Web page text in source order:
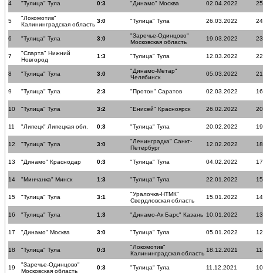
4 "Тулица" Тула 0:3 "Динамо" Москва 02.04.2022
5
"Локомотив"
Калининградская область
3:0 "Тулица" Тула 26.03.2022
6 "Тулица" Тула 3:0
"Заречье-Одинцово"
Московская область
19.03.2022
7
"Спарта" Нижний
Новгород
1:3 "Тулица" Тула 12.03.2022
8 "Тулица" Тула 3:0
"Динамо-Метар"
Челябинск
05.03.2022
9 "Тулица" Тула 2:3 "Протон" Саратов 02.03.2022
10 "Тулица" Тула 3:2 "Енисей" Красноярск 26.02.2022
11 "Липецк" Липецкая обл. 0:3 "Тулица" Тула 20.02.2022
12 "Тулица" Тула 3:0
"Ленинградка" Санкт-
Петербург
12.02.2022
13 "Динамо" Краснодар 0:3 "Тулица" Тула 04.02.2022
14 "Минчанка" Минск 1:3 "Тулица" Тула 22.01.2022
15 "Тулица" Тула 3:1
"Уралочка-НТМК"
Свердловская область
15.01.2022
16 "Тулица" Тула 1:3 "Динамо-Ак Барс" Казань 10.01.2022
17 "Динамо" Москва 3:0 "Тулица" Тула 05.01.2022
18 "Тулица" Тула 0:3
"Локомотив"
Калининградская область
18.12.2021
19
"Заречье-Одинцово"
Московская область
0:3 "Тулица" Тула 11.12.2021